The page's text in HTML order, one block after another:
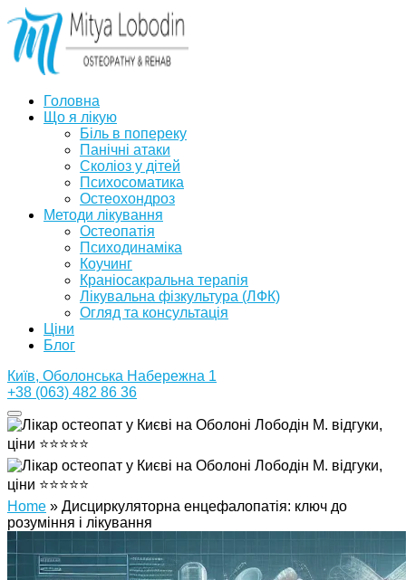
Головна
Що я лікую
Біль в попереку
Панічні атаки
Сколіоз у дітей
Психосоматика
Остеохондроз
Методи лікування
Остеопатія
Психодинаміка
Коучинг
Краніосакральна терапія
Лікувальна фізкультура (ЛФК)
Огляд та консультація
Ціни
Блог
Київ, Оболонська Набережна 1
+38 (063) 482 86 36
Home » Дисциркуляторна енцефалопатія: ключ до
розуміння і лікування